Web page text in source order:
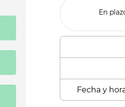
En
Fecha y